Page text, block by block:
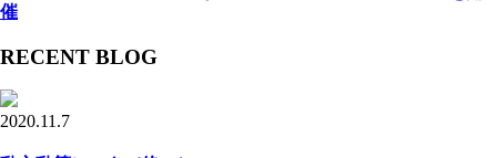
催
RECENT BLOG
2020.11.7